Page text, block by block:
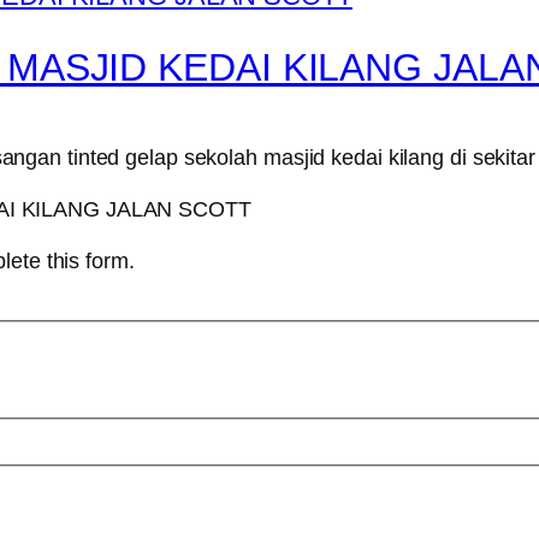
KEDAI KILANG
tinted gelap sekolah masjid kedai kilang di
this form.